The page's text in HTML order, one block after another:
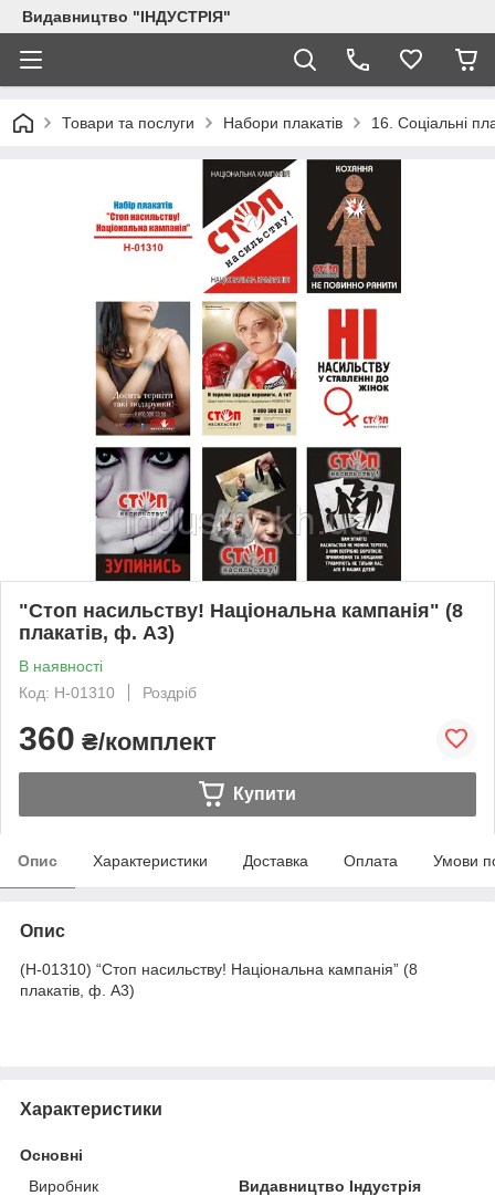
Видавництво "ІНДУСТРІЯ"
Товари та послуги Набори плакатів 16. Соціальні
"Стоп насильству! Національна кампанія" (8
плакатів, ф. А3)
В наявності
Код: Н-01310
Роздріб
360 ₴/комплект
Купити
Опис Характеристики Доставка Оплата Умови
Опис
(Н-01310) “Стоп насильству! Національна кампанія” (8
плакатів, ф. А3)
Характеристики
Основні
Виробник
Видавництво Індустрія